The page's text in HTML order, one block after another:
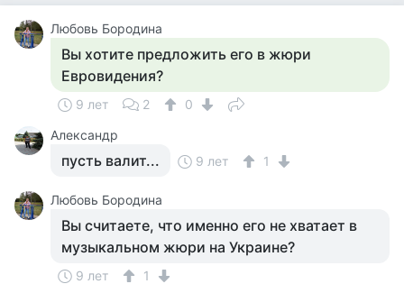
Любовь Бородина
Вы хотите предложить его в жюри
Евровидения?
9 лет 2
0
Александр
пусть валит... 9 лет 1
Любовь Бородина
Вы считаете, что именно его не хватает в
музыкальном жюри на Украине?
9 лет 1